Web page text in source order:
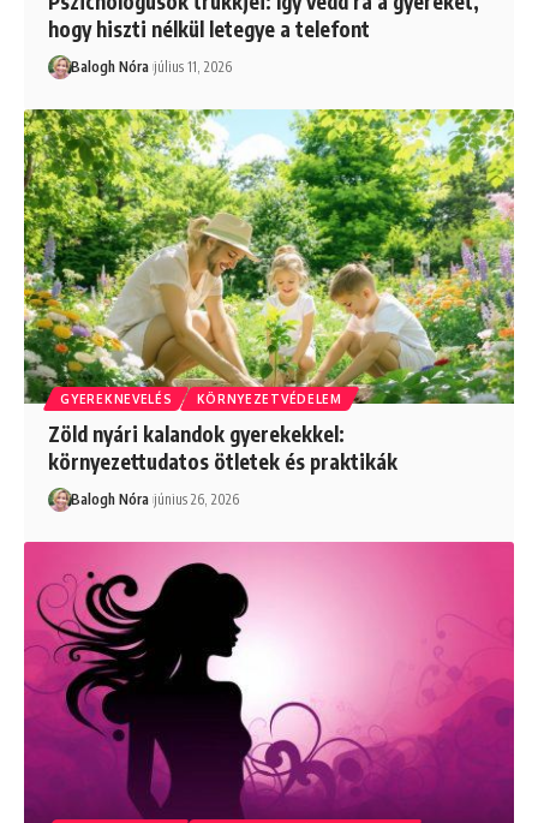
hogy hiszti nélkül letegye a telefont
Balogh Nóra július 11, 2026
GYEREKNEVELÉS KÖRNYEZETVÉDELEM
Zöld nyári kalandok gyerekekkel:
környezettudatos ötletek és praktikák
Balogh Nóra június 26, 2026